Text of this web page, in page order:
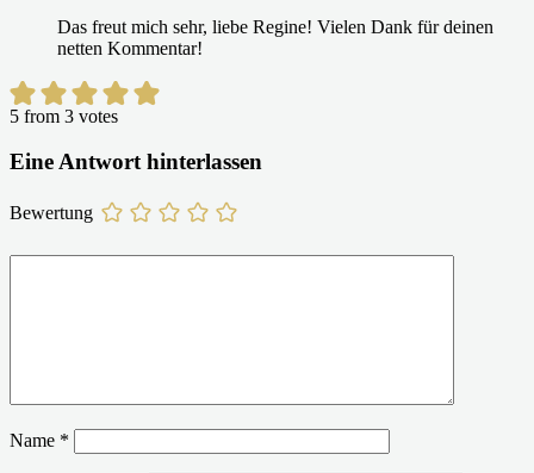
Das freut mich sehr, liebe Regine! Vielen Dank für deinen
netten Kommentar!
5 from 3 votes
Eine Antwort hinterlassen
Bewertung
Name *